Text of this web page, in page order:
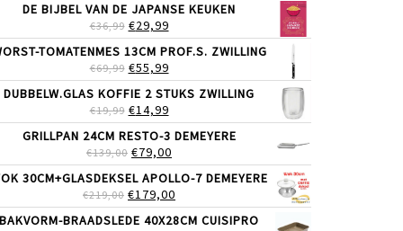
DE BIJBEL VAN DE JAPANSE KEUKEN
€36,99 OORSPRONKELIJKE
PRIJS
WAS:
€36,99.
€29,99HUIDIGE
PRIJS
IS:
€29,99.
TOMATENMES 13CM PROF.S. ZWILLING
€69,99 OORSPRONKELIJKE
PRIJS
WAS:
€69,99.
€55,99HUIDIGE
PRIJS
IS:
€55,99.
DUBBELW.GLAS KOFFIE 2 STUKS ZWILLING
€19,99 OORSPRONKELIJKE
PRIJS
WAS:
€19,99.
€14,99HUIDIGE
PRIJS
IS:
€14,99.
GRILLPAN 24CM RESTO-3 DEMEYERE
€139,00 OORSPRONKELIJKE
PRIJS
WAS:
€139,00.
€79,00
PRIJS
IS:
€79,00.
30CM+GLASDEKSEL APOLLO-7 DEMEYERE
€219,00 OORSPRONKELIJKE
PRIJS
WAS:
€179,00
PRIJS
IS:
BAKVORM-BRAADSLEDE 40X28CM CUISIPRO